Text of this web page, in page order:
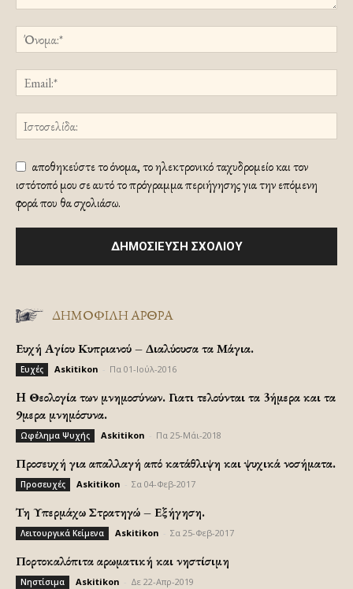
αποθηκεύστε το όνομα, το ηλεκτρονικό ταχυδρομείο και τον
ιστότοπό μου σε αυτό το πρόγραμμα περιήγησης για την επόμενη
φορά που θα σχολιάσω.
ΔΗΜΟΦΙΛΗ ΑΡΘΡΑ
Ευχή Αγίου Κυπριανού – Διαλύουσα τα Μάγια.
Ευχές Askitikon Πα 01-Ιούλ-2016
H Θεολογία των μνημοσύνων. Γιατι τελούνται τα 3ήμερα και τα
9μερα μνημόσυνα.
Ωφέλημα Ψυχής Askitikon Πα 25-Μάι-2018
Προσευχή για απαλλαγή από κατάθλιψη και ψυχικά νοσήματα.
Προσευχές Askitikon Σα 04-Φεβ-2017
Τη Υπερμάχω Στρατηγώ – Εξήγηση.
Λειτουργικά Κείμενα Askitikon Σα 25-Φεβ-2017
Πορτοκαλόπιτα αρωματική και νηστίσιμη
Νηστίσιμα Askitikon Δε 22-Απρ-2019